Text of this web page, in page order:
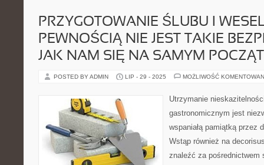
PRZYGOTOWANIE ŚLUBU I
PEWNOŚCIĄ NIE JEST TAKIE
JAK NAM SIĘ NA SAMYM
POSTED BY ADMIN LIP - 29 - 2025 MOŻLIWOŚĆ
Utrzymanie
gastronomicznym jest
wspaniałą pamiątką przez
Wstąp również na
znaleźć za